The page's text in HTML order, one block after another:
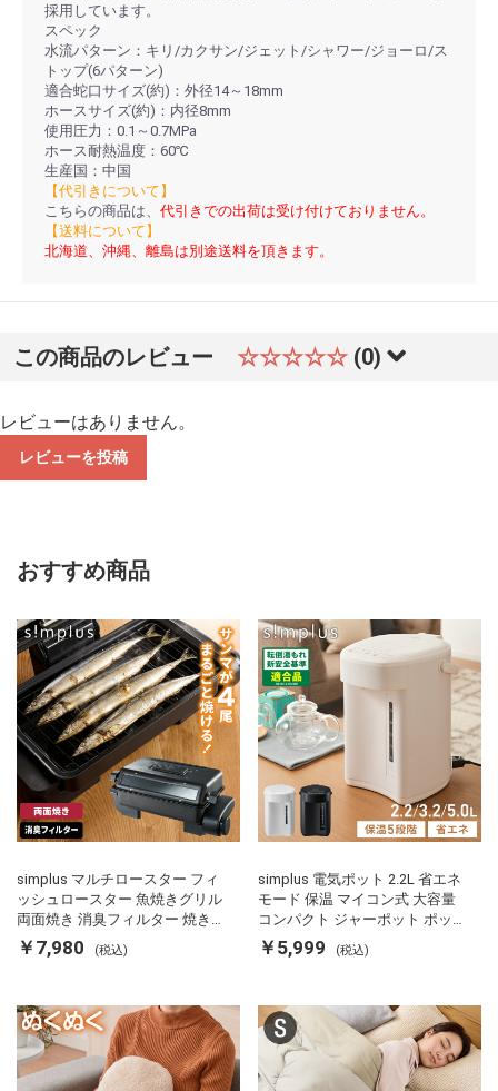
採用しています。
スペック
水流パターン：キリ/カクサン/ジェット/シャワー/ジョーロ/ス
トップ(6パターン)
適合蛇口サイズ(約)：外径14～18mm
ホースサイズ(約)：内径8mm
使用圧力：0.1～0.7MPa
ホース耐熱温度：60℃
生産国：中国
【代引きについて】
こちらの商品は、 代引きでの出荷は受け付けておりません。
【送料について】
北海道、沖縄、離島は別途送料を頂きます。
この商品のレビュー ☆☆☆☆☆ (0)
レビューはありません。
レビューを投稿
おすすめ商品
simplus マルチロースター フィ
ッシュロースター 魚焼きグリル
両面焼き 消臭フィルター 焼き魚
両面ヒーター タイマー付き SP-
FRS01 マットブラック シンプラ
￥7,980 (税込)
simplus 電気ポット 2.2L 省エネ
モード 保温 マイコン式 大容量
コンパクト ジャーポット ポット
カルキ抜き 空焚き防止 温度調節
軽量 SP-PD22 シンプラス
￥5,999 (税込)